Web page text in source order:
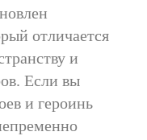
отличается
и
Если вы
и героинь